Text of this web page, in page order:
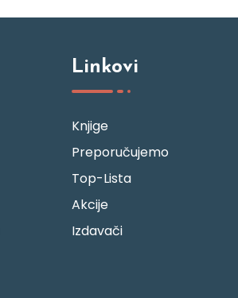
Linkovi
Knjige
Preporučujemo
Top-Lista
Akcije
Izdavači